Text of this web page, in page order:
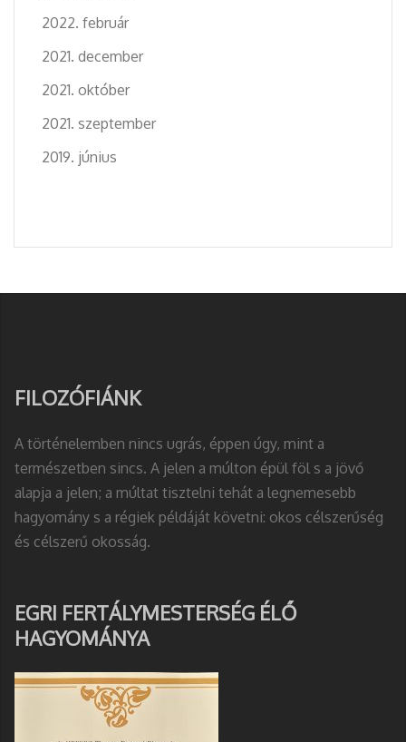
2022. február
2021. december
2021. október
2021. szeptember
2019. június
FILOZÓFIÁNK
A történelemben nincs ugrás, éppen úgy, mint a
természetben sincs. A jelen a múlton épül föl s a jövő
alapja a jelen; a múltat tisztelni tehát a legnemesebb
hagyomány s a régiek példáját követni: okos célszerűség
és célszerű okosság.
EGRI FERTÁLYMESTERSÉG ÉLŐ
HAGYOMÁNYA